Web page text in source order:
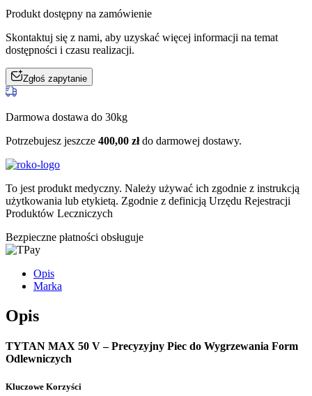
Produkt dostępny na zamówienie
Skontaktuj się z nami, aby uzyskać więcej informacji na temat
dostępności i czasu realizacji.
Zgłoś zapytanie
Darmowa dostawa do 30kg
Potrzebujesz jeszcze 400,00 złdo darmowej dostawy.
To jest produkt medyczny. Należy używać ich zgodnie z instrukcją
użytkowania lub etykietą. Zgodnie z definicją Urzędu Rejestracji
Produktów Leczniczych
Bezpieczne płatności obsługuje
Opis
Marka
Opis
TYTAN MAX 50 V – Precyzyjny Piec do Wygrzewania Form
Odlewniczych
Kluczowe Korzyści